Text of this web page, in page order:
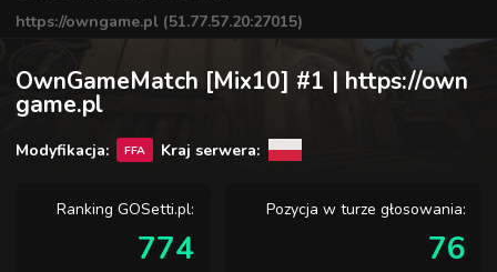
https://owngame.pl (51.77.57.20:27015)
OwnGameMatch [Mix10] #1 | https://own
game.pl
Modyfikacja: FFA Kraj serwera:
Ranking GOSetti.pl:
774
Pozycja w turze głosowania:
76